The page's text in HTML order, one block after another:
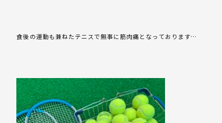
食後の運動も兼ねたテニスで無事に筋肉痛となっております…